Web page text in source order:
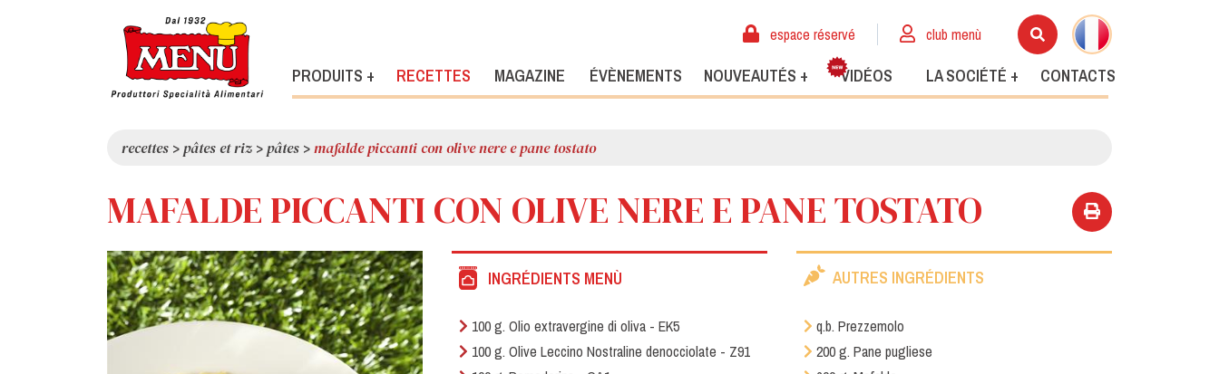
espace réservé club menù
PRODUITS + RECETTES MAGAZINE ÉVÈNEMENTS NOUVEAUTÉS + VIDÉOS LA SOCIÉTÉ + CONTACTS
recettes >pâtes et riz >pâtes >mafalde piccanti con olive nere e pane tostato
MAFALDE PICCANTI CON OLIVE NERE E PANE TOSTATO
INGRÉDIENTS MENÙ
100 g. Olio extravergine di oliva - EK5
100 g. Olive Leccino Nostraline denocciolate - Z91
AUTRES INGRÉDIENTS
q.b. Prezzemolo
200 g. Pane pugliese